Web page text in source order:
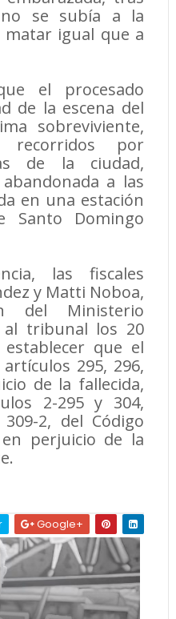
se subía a la
matar igual que a
el procesado
de la escena del
sobreviviente,
recorridos por
de la ciudad,
a las
en una estación
Santo Domingo
las fiscales
y Matti Noboa,
del Ministerio
al tribunal los 20
que el
295, 296,
de la fallecida,
2-295 y 304,
2, del Código
en perjuicio de la
Google+